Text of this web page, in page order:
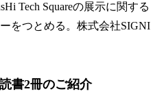
Tech Squareの展示に関する
をつとめる。株式会社SIGNI
書2冊のご紹介